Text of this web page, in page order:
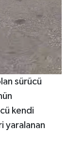
sürücü
kendi
yaralanan